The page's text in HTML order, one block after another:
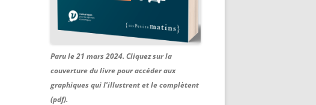
Paru le 21 mars 2024. Cliquez sur la
couverture du livre pour accéder aux
graphiques qui l'illustrent et le complètent
(pdf).